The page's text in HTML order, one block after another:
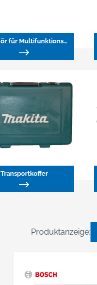
Zubehör für Multifunktionswerkzeuge
Transportkoffer
Produktanzeige: